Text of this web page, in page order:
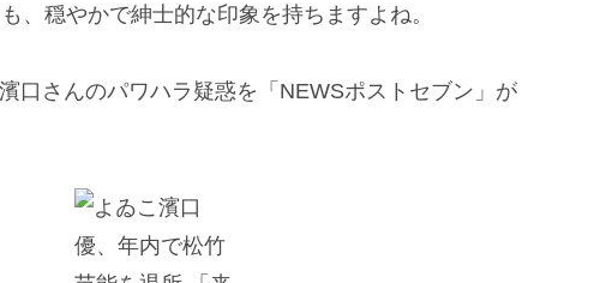
、穏やかで紳士的な印象を持ちますよね。
口さんのパワハラ疑惑を「NEWSポストセブン」が